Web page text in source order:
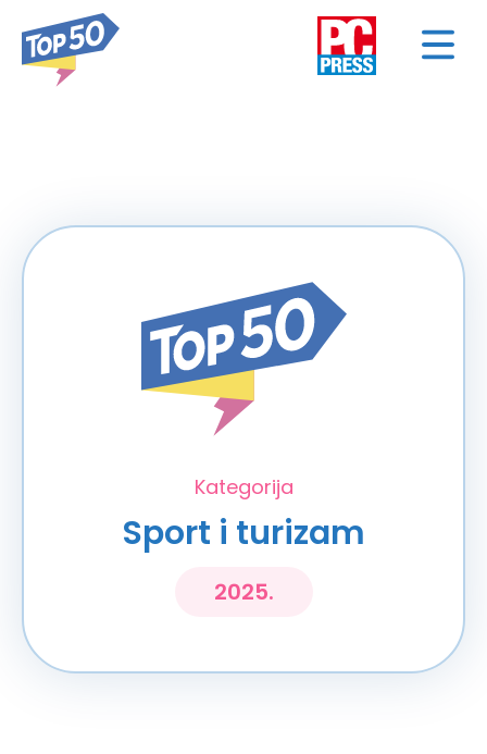
< NAZAD
Kategorija
Sport i turizam
2025.